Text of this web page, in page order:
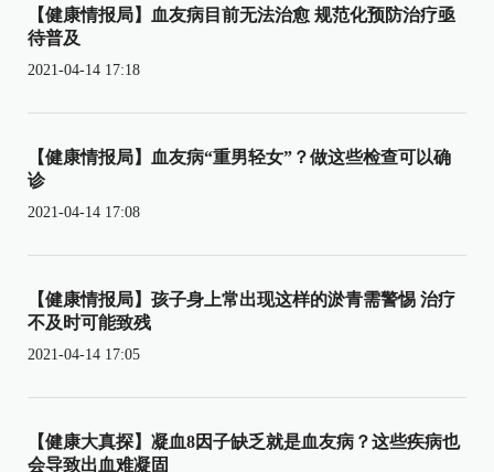
【健康情报局】血友病目前无法治愈 规范化预防治疗亟
待普及
2021-04-14 17:18
【健康情报局】血友病“重男轻女”？做这些检查可以确
诊
2021-04-14 17:08
【健康情报局】孩子身上常出现这样的淤青需警惕 治疗
不及时可能致残
2021-04-14 17:05
【健康大真探】凝血8因子缺乏就是血友病？这些疾病也
会导致出血难凝固